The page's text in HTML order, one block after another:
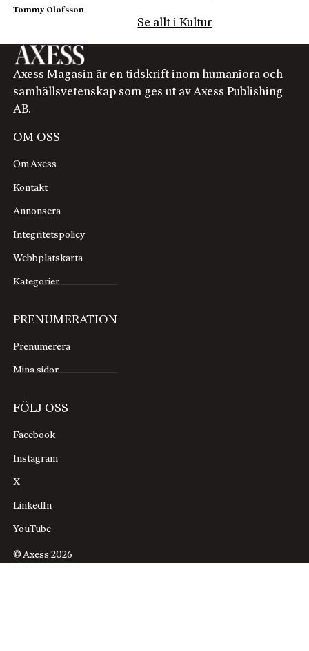
Tommy Olofsson
Se allt i Kultur
Axess Magasin är en tidskrift inom humaniora och
samhällsvetenskap som ges ut av Axess Publishing
AB.
OM OSS
Om Axess
Kontakt
Annonsera
Integritetspolicy
Webbplatskarta
Kategorier
PRENUMERATION
Prenumerera
Mina sidor
FÖLJ OSS
Facebook
Instagram
X
LinkedIn
YouTube
© Axess 2026